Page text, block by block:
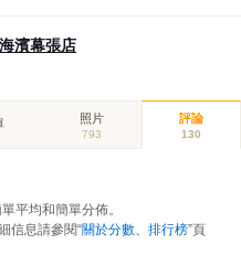
濱幕張店
照片
793
評論
130
平均和簡單分佈。
信息請參閱“關於分數、排行榜”頁